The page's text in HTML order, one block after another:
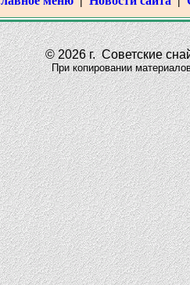
© 2026 г. Советские
При копировании материалов